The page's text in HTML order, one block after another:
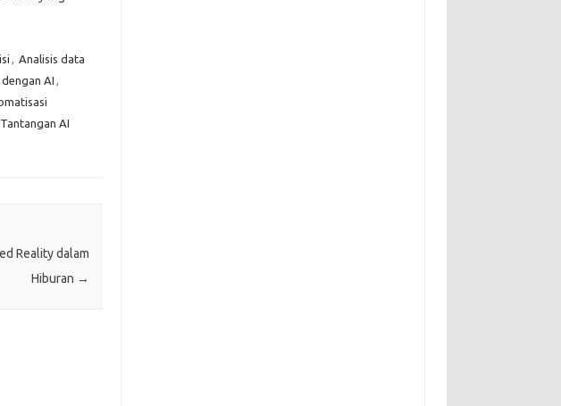
, Analisis data
AI ,
Tantangan AI
Reality dalam
Hiburan →